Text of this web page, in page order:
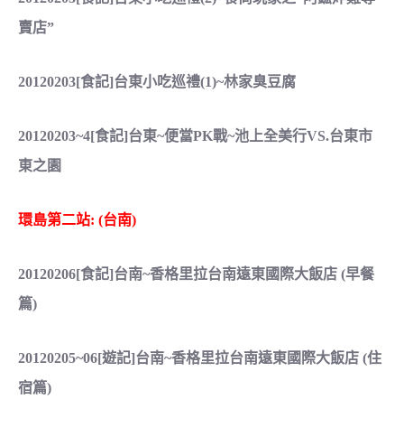
賣店”
20120203[食記]台東小吃巡禮(1)~林家臭豆腐
20120203~4[食記]台東~便當PK戰~池上全美行VS.台東市
東之園
環島第二站: (台南)
20120206[食記]台南~香格里拉台南遠東國際大飯店 (早餐
篇)
20120205~06[遊記]台南~香格里拉台南遠東國際大飯店 (住
宿篇)